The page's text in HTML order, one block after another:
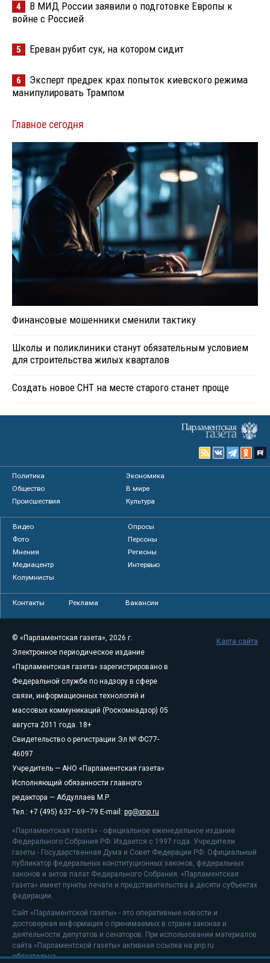
4
В МИД России заявили о подготовке Европы к
войне с Россией
5 Ереван рубит сук, на котором сидит
6
Эксперт предрек крах попыток киевского режима
манипулировать Трампом
Главное сегодня
Финансовые мошенники сменили тактику
Школы и поликлиники станут обязательным условием
для строительства жилых кварталов
Создать новое СНТ на месте старого станет проще
Политика
Экономика
Общество
В мире
Происшествия
Культура
Видео
Опросы
Фото
Персоны
Мнения
Регионы
Медиацентр
Интервью
Колумнисты
Контакты Реклама Вакансии
© «Парламентская газета», 2026 г.
Электронное периодическое издание
«Парламентская газета» зарегистрировано в
Федеральной службе по надзору в сфере
связи, информационных технологий и
массовых коммуникаций (Роскомнадзор) 05
августа 2011 года. 18+
Свидетельство о регистрации Эл № ФС77-
46097
Учредитель — АНО «Парламентская газета»
Исполняющий обязанности главного
редактора — Абдуллаев М.Р.
Тел.: +7 (495) 637–69–79 E-mail: pg@pnp.ru
«Парламентская газета» - официальное еженедельное издание
Федерального Собрания РФ. Издается с 1997 года. Учредители
газеты - Государственная Дума и Совет Федерации РФ. Официальный
публикатор федеральных конституционных законов, федеральных
законов и актов палат Федерального Собрания. «Парламентская
газета» имеет пункты печати и представительства в десяти субъектах
федерации.
Сайт «Парламентской газеты» - это оперативные новости и
достоверная информация о принимаемых в стране законах и
деятельности депутатов и сенаторов. При использовании материалов
сайта «Парламентской газеты» активная ссылка на pnp.ru
обязательна.
Карта сайта